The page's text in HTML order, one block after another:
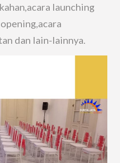
launching
dan lain-lainnya.